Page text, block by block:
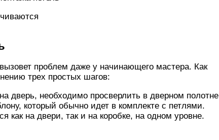
проблем даже у начинающего мастера. Как
трех простых шагов:
дверь, необходимо просверлить в дверном полотне
который обычно идет в комплекте с петлями.
как на двери, так и на коробке, на одном уровне.